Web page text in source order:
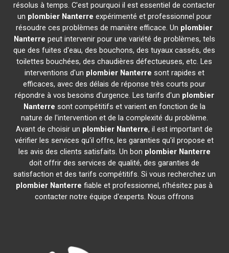
résolus à temps. C'est pourquoi il est essentiel de contacter
un plombier Nanterre expérimenté et professionnel pour
résoudre ces problèmes de manière efficace. Un plombier
Nanterre peut intervenir pour une variété de problèmes, tels
que des fuites d'eau, des bouchons, des tuyaux cassés, des
toilettes bouchées, des chaudières défectueuses, etc. Les
interventions d'un plombier Nanterre sont rapides et
efficaces, avec des délais de réponse très courts pour
répondre à vos besoins d'urgence. Les tarifs d'un plombier
Nanterre sont compétitifs et varient en fonction de la
nature de l'intervention et de la complexité du problème.
Avant de choisir un plombier Nanterre, il est important de
vérifier les services qu'il offre, les garanties qu'il propose et
les avis des clients satisfaits. Un bon plombier Nanterre
doit offrir des services de qualité, des garanties de
satisfaction et des tarifs compétitifs. Si vous recherchez un
plombier Nanterre fiable et professionnel, n'hésitez pas à
contacter notre équipe d'experts. Nous offrons